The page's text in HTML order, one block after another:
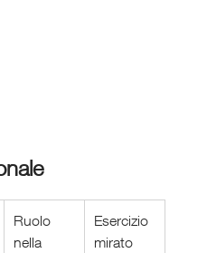
Ruolo
nella
Esercizio
mirato